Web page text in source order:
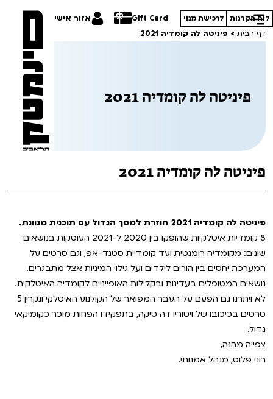
Gift Card אזור אישי לוח הקרנות לרכישת מנוי
טרום בכורה
לילדים ולכל המשפחה
הקרנות על פופים
מועדון אנגלית לקטנטנים
ראשון בקולנוע
תכניות מיוחדות
מחווה לג'ון קסאווטס
סיפורי קיץ
מחווה לקסבייה דולאן
סינמטק קאלט על הגג 2026
נבחרי דוקאביב 2026
סדרות עונת 26/27
ההזמנות שלי
VOD
ENG
לאזור האישי
דף הבית > פיניטה לה קומדיה 2021
פיניטה לה קומדיה 2021
פיניטה לה קומדיה 2021
פיניטה לה קומדיה 2021 חוזרת למסך הגדול עם תוכנית מגוונת.
8 קומדיות איטלקיות שהופקו בין 2020 ל-2021 העוסקות בנושאים
שונים: מקומדיה רומנטית ועד קומדיית סטנד-אפ, וגם סרטים על
המערכת יחסים בין הורים לילדים ועל גילוי המיניות אצל מתבגרים.
נושאים המטופלים בעדינות ובקלילות האופייניים לקומדיה האיטלקית.
לא ויתרנו גם הפעם על העבר המפואר של הקולנוע האיטלקי ונקרין 5
סרטים בכיכובו של ויטוריו דה סיקה, בתפקידו הפחות מוכר כקומיקאי
גדול.
צפייה מהנה,
רוני פלוס, מנהל אמנותי.